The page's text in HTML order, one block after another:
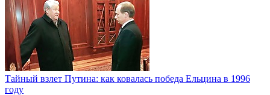
Тайный взлет Путина: как ковалась победа Ельцина в 1996
году